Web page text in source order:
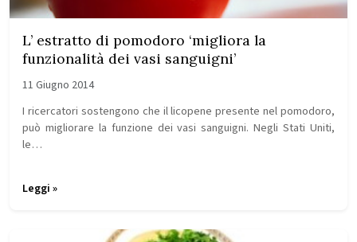
L’ estratto di pomodoro ‘migliora la
funzionalità dei vasi sanguigni’
11 Giugno 2014
I ricercatori sostengono che il licopene presente nel pomodoro,
può migliorare la funzione dei vasi sanguigni. Negli Stati Uniti,
le…
Leggi »